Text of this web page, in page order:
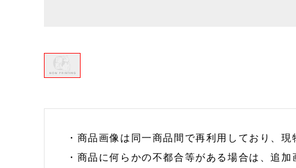
・商品画像は同一商品間で再利用しており、現
・商品に何らかの不都合等がある場合は、追